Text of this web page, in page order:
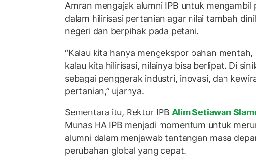
Amran mengajak alumni IPB untuk mengambil
dalam hilirisasi pertanian agar nilai tambah
negeri dan berpihak pada petani.
“Kalau kita hanya mengekspor bahan mentah,
kalau kita hilirisasi, nilainya bisa berlipat. Di
sebagai penggerak industri, inovasi, dan
pertanian,” ujarnya.
Sementara itu, Rektor IPB Alim Setiawan
Munas HA IPB menjadi momentum untuk
alumni dalam menjawab tantangan masa
perubahan global yang cepat.